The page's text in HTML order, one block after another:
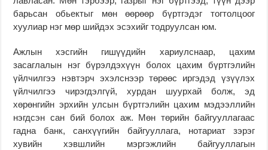
барьсан обьектыг мөн өөрөөр бүртгэдэг тогтолцоог
хуулиар нэг мөр шийдэх эсэхийг тодруулсан юм.
Ажлын хэсгийн гишүүдийн хариулснаар, цахим
засаглалын нэг бүрэлдэхүүн болох цахим бүртгэлийн
үйлчилгээ нэвтэрч эхэлснээр төрөөс иргэдэд үзүүлэх
үйлчилгээ чирэгдэлгүй, хурдан шуурхай болж, эд
хөрөнгийн эрхийн улсын бүртгэлийн цахим мэдээллийн
нэгдсэн сан бий болох аж. Мөн төрийн байгууллагаас
гадна банк, санхүүгийн байгууллага, нотариат зэрэг
хувийн хэвшлийн мэргэжлийн байгууллагын